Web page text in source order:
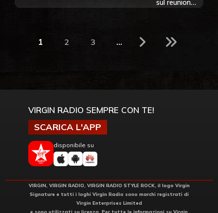
Times Rich
sul reunion
1 2 3 ...
VIRGIN RADIO SEMPRE CON TE!
SCARICA L'APP
disponibile su
VIRGIN, VIRGIN RADIO, VIRGIN RADIO STYLE ROCK, il logo Virgin
Signature e tutti i loghi Virgin Radio sono marchi registrati di
Virgin Enterprises Limited
e sono utilizzati su licenza. Per tutte le informazioni su Virgin